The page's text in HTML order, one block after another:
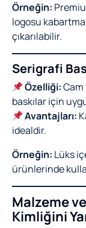
Örneğin:
logosu
çıkarılabilir.
Serigrafi
Özelliği:Cam
baskılar için
Avantajları:
idealdir.
Örneğin: Lüks
ürünlerinde
Malzeme
Kimliğini